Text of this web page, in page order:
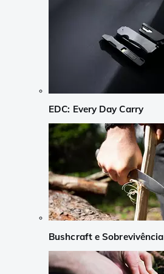
EDC: Every Day Carry
Bushcraft e Sobrevivência